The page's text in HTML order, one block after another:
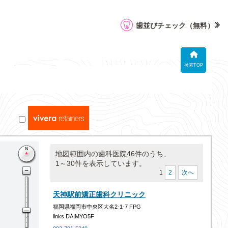
検索TOP
歯並びチェック （無料）
地図範囲内の歯科医院46件のうち、
1～30件を表示しています。
1 2 次へ
天神駅前矯正歯科クリニック
福岡県福岡市中央区大名2-1-7 FPG
links DAIMYO5F